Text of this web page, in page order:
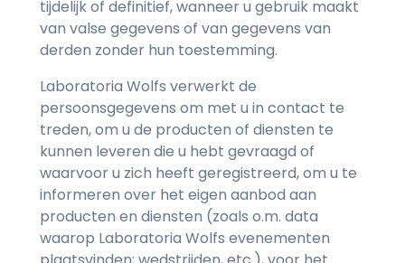
tijdelijk of definitief, wanneer u gebruik maakt
van valse gegevens of van gegevens van
derden zonder hun toestemming.
Laboratoria Wolfs verwerkt de
persoonsgegevens om met u in contact te
treden, om u de producten of diensten te
kunnen leveren die u hebt gevraagd of
waarvoor u zich heeft geregistreerd, om u te
informeren over het eigen aanbod aan
producten en diensten (zoals o.m. data
waarop Laboratoria Wolfs evenementen